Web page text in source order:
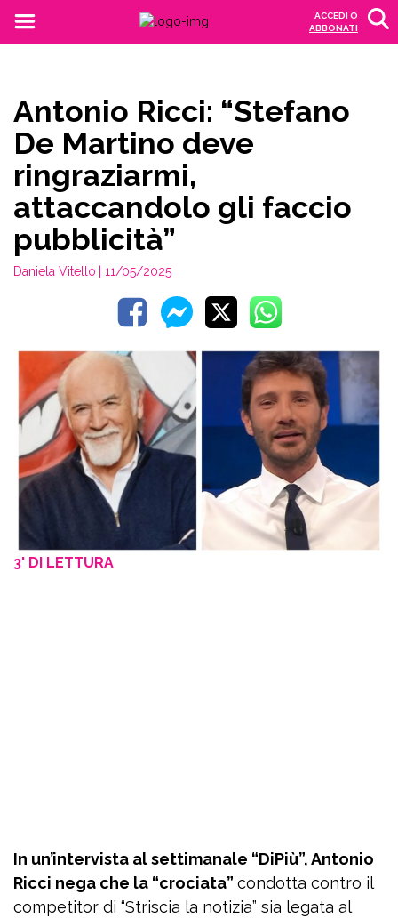
ACCEDI O
ABBONATI
Antonio Ricci: “Stefano
De Martino deve
ringraziarmi,
attaccandolo gli faccio
pubblicità”
Daniela Vitello | 11/05/2025
3' DI LETTURA
In un’intervista al settimanale “DiPiù”, Antonio
Ricci nega che la “crociata” condotta contro il
competitor di “Striscia la notizia” sia legata al